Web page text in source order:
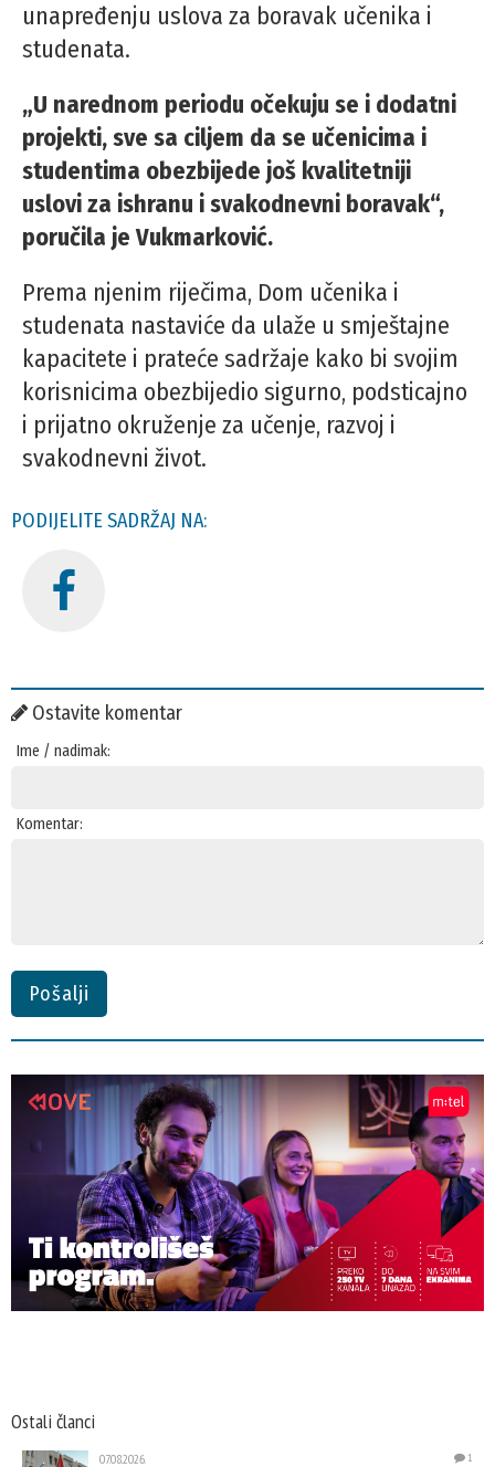
unapređenju uslova za boravak učenika i
studenata.
„U narednom periodu očekuju se i dodatni
projekti, sve sa ciljem da se učenicima i
studentima obezbijede još kvalitetniji
uslovi za ishranu i svakodnevni boravak“,
poručila je Vukmarković.
Prema njenim riječima, Dom učenika i
studenata nastaviće da ulaže u smještajne
kapacitete i prateće sadržaje kako bi svojim
korisnicima obezbijedio sigurno, podsticajno
i prijatno okruženje za učenje, razvoj i
svakodnevni život.
PODIJELITE SADRŽAJ NA:
Ostavite komentar
Ime / nadimak:
Komentar:
Pošalji
Ostali članci
07.08.2026. 1